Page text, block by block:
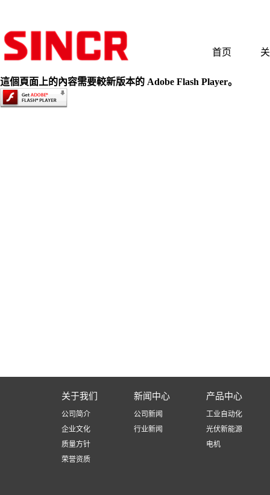
首页
這個頁面上的內容需要較新版本的 Adobe Flash Player。
关于我们
公司简介
企业文化
质量方针
荣誉资质
新闻中心
公司新闻
行业新闻
产品中心
工业自动化
光伏新能源
电机